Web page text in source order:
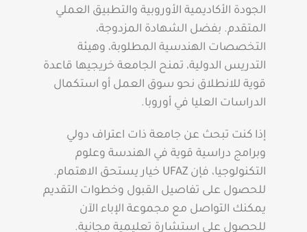
الجودة الأكاديمية الأوروبية والتطبيق العملي
المتقدم. بفضل الشهادة المزدوجة،
التخصصات الهندسية المطلوبة، وهيئة
التدريس الدولية، تمنح الجامعة خريجيها قاعدة
قوية للانطلاق نحو سوق العمل أو استكمال
الدراسات العليا في أوروبا.
إذا كنت تبحث عن جامعة ذات اعتراف دولي
وبرامج دراسية قوية في الهندسة وعلوم
التكنولوجيا، فإن UFAZ خيار يستحق الاهتمام.
للحصول على تفاصيل القبول وخطوات التقديم
يمكنك التواصل مع مجموعة الإباء الآن
للحصول على استشارة تعليمية مجانية.